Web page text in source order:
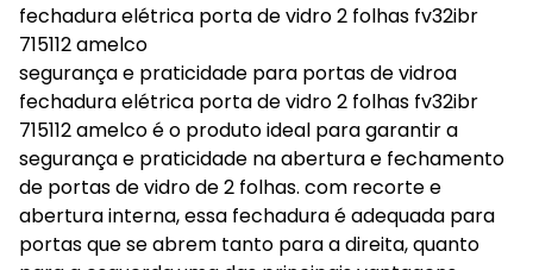
fechadura elétrica porta de vidro 2 folhas fv32ibr
715112 amelco
segurança e praticidade para portas de vidroa
fechadura elétrica porta de vidro 2 folhas fv32ibr
715112 amelco é o produto ideal para garantir a
segurança e praticidade na abertura e fechamento
de portas de vidro de 2 folhas. com recorte e
abertura interna, essa fechadura é adequada para
portas que se abrem tanto para a direita, quanto